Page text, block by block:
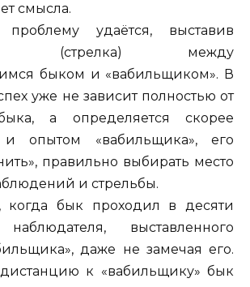
смысла.
удаётся, выставив
(стрелка) между
быком и «вабильщиком». В
уже не зависит полностью от
а определяется скорее
и опытом «вабильщика», его
правильно выбирать место
и стрельбы.
когда бык проходил в десяти
выставленного
даже не замечая его.
к «вабильщику» бык